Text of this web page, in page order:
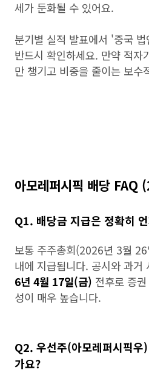
세가 둔화될 수 있어요.
분기별 실적 발표에서 '중국
반드시 확인하세요. 만약 적자
만 챙기고 비중을 줄이는 보수
아모레퍼시픽 배당
Q1. 배당금 지급은 정확히
보통 주주총회(2026년 3월
내에 지급됩니다. 공시와 과거
6년 4월 17일(금) 전후로 증
성이 매우 높습니다.
Q2. 우선주(아모레퍼시픽우
가요?